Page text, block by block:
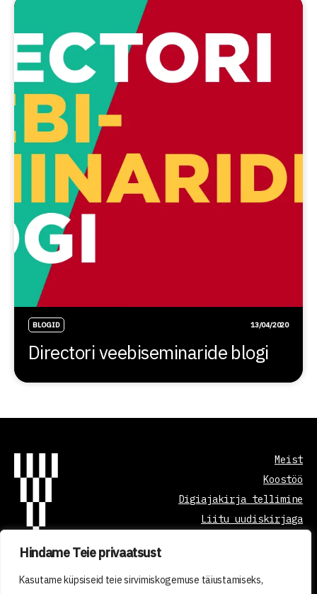
Hindame Teie privaatsust
Kasutame küpsiseid teie sirvimiskogemuse täiustamiseks,
BLOGID 13/04/2020
Directori veebiseminaride blogi
Meist
Koostöö
Digiajakirja tellimine
Liitu uudiskirjaga